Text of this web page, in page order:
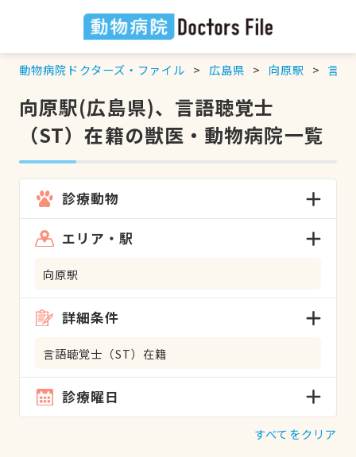
動物病院ドクターズ・ファイル 広島県 向原駅 言語
向原駅(広島県)、言語聴覚士
（ST）在籍の獣医・動物病院一覧
診療動物
エリア・駅
向原駅
詳細条件
言語聴覚士（ST）在籍
診療曜日
すべてをクリア